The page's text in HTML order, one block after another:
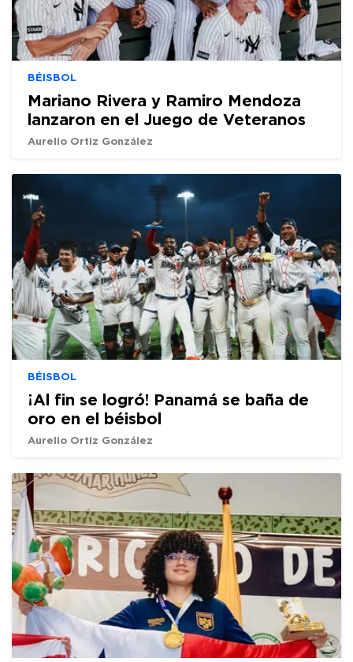
BÉISBOL
Mariano Rivera y Ramiro Mendoza
lanzaron en el Juego de Veteranos
Aurelio Ortiz González
BÉISBOL
¡Al fin se logró! Panamá se baña de
oro en el béisbol
Aurelio Ortiz González